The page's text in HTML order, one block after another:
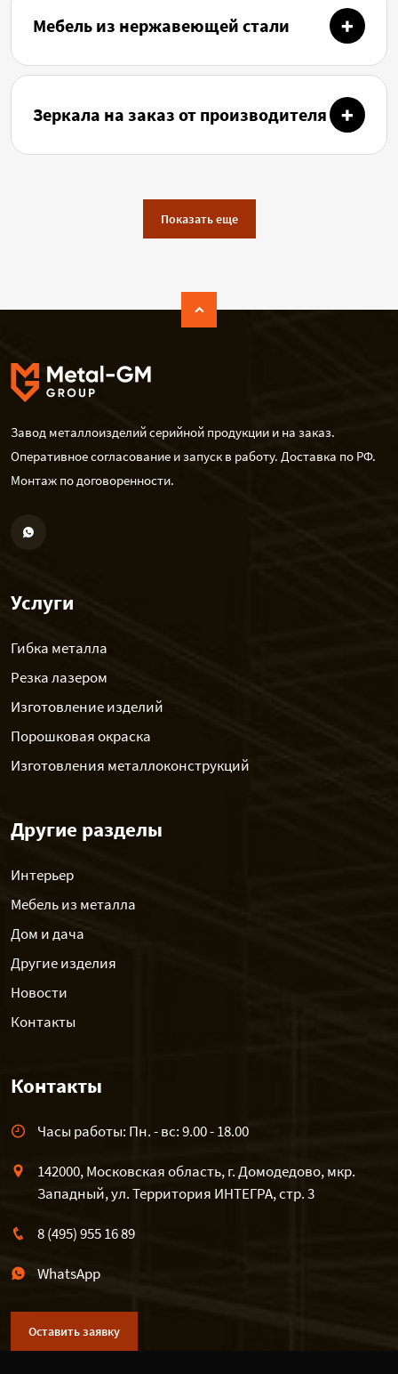
Мебель из нержавеющей стали
Зеркала на заказ от производителя
Показать еще
Завод металлоизделий серийной продукции и на заказ.
Оперативное согласование и запуск в работу. Доставка по РФ.
Монтаж по договоренности.
Услуги
Гибка металла
Резка лазером
Изготовление изделий
Порошковая окраска
Изготовления металлоконструкций
Другие разделы
Интерьер
Мебель из металла
Дом и дача
Другие изделия
Новости
Контакты
Контакты
Часы работы: Пн. - вс: 9.00 - 18.00
142000, Московская область, г. Домодедово, мкр.
Западный, ул. Территория ИНТЕГРА, стр. 3
8 (495) 955 16 89
WhatsApp
Оставить заявку